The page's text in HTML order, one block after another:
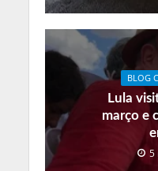
BLOG
Lula
março e
5